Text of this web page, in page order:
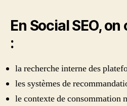
En Social SEO,
:
la recherche interne des
les systèmes de
le contexte de consommation